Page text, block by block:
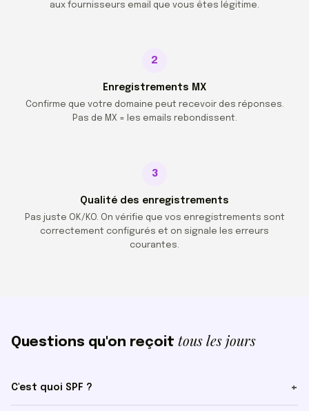
aux fournisseurs email que vous êtes légitime.
2
Enregistrements MX
Confirme que votre domaine peut recevoir des réponses.
Pas de MX = les emails rebondissent.
3
Qualité des enregistrements
Pas juste OK/KO. On vérifie que vos enregistrements sont
correctement configurés et on signale les erreurs
courantes.
Questions qu'on reçoit tous les jours
C'est quoi SPF ?